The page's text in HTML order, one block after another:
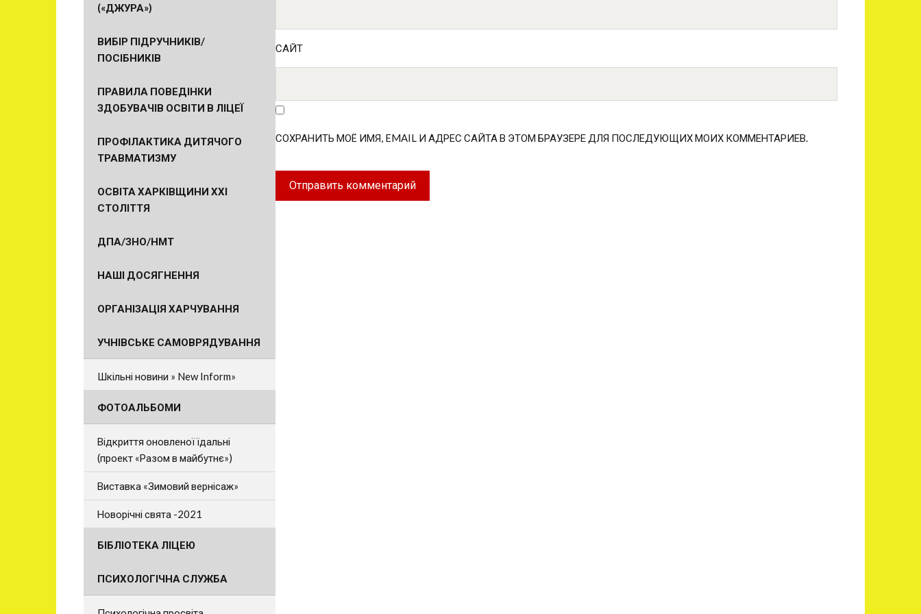
САЙТ
СОХРАНИТЬ МОЁ ИМЯ, EMAIL И АДРЕС САЙТА В ЭТОМ БРАУЗЕРЕ ДЛЯ ПОСЛЕДУЮЩИХ МОИХ КОММЕНТАРИЕВ.
(«ДЖУРА»)
ВИБІР ПІДРУЧНИКІВ/
ПОСІБНИКІВ
ПРАВИЛА ПОВЕДІНКИ
ЗДОБУВАЧІВ ОСВІТИ В ЛІЦЕЇ
ПРОФІЛАКТИКА ДИТЯЧОГО
ТРАВМАТИЗМУ
ОСВІТА ХАРКІВЩИНИ ХХІ
СТОЛІТТЯ
ДПА/ЗНО/НМТ
НАШІ ДОСЯГНЕННЯ
ОРГАНІЗАЦІЯ ХАРЧУВАННЯ
УЧНІВСЬКЕ САМОВРЯДУВАННЯ
Шкільні новини » New Inform»
ФОТОАЛЬБОМИ
Відкриття оновленої їдальні
(проект «Разом в майбутнє»)
Виставка «Зимовий вернісаж»
Новорічні свята -2021
БІБЛІОТЕКА ЛІЦЕЮ
ПСИХОЛОГІЧНА СЛУЖБА